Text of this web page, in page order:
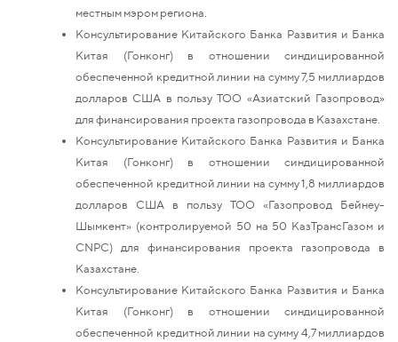
местным мэром региона.
Консультирование Китайского Банка Развития и Банка
Китая (Гонконг) в отношении синдицированной
обеспеченной кредитной линии на сумму 7,5 миллиардов
долларов США в пользу ТОО «Азиатский Газопровод»
для финансирования проекта газопровода в Казахстане.
Консультирование Китайского Банка Развития и Банка
Китая (Гонконг) в отношении синдицированной
обеспеченной кредитной линии на сумму 1,8 миллиардов
долларов США в пользу ТОО «Газопровод Бейнеу-
Шымкент» (контролируемой 50 на 50 КазТрансГазом и
CNPC) для финансирования проекта газопровода в
Казахстане.
Консультирование Китайского Банка Развития и Банка
Китая (Гонконг) в отношении синдицированной
обеспеченной кредитной линии на сумму 4,7 миллиардов